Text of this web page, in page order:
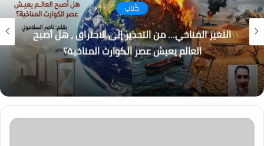
كُتاب
التغير المناخي… من التحذير إلى الاحتراق ، هل أصبح
العالم يعيش عصر الكوارث المناخية؟